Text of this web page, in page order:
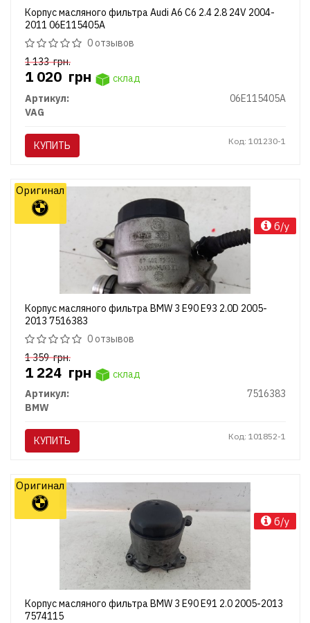
Корпус масляного фильтра Audi A6 C6 2.4 2.8 24V 2004-
2011 06E115405A
0 отзывов
1 133грн.
1 020 грн
склад
Артикул:
06E115405A
VAG
КУПИТЬ Код: 101230-1
Корпус масляного фильтра BMW 3 E90 E93 2.0D 2005-
2013 7516383
0 отзывов
1 359грн.
1 224 грн
склад
Артикул:
7516383
BMW
КУПИТЬ Код: 101852-1
Оригинал
б/у
Корпус масляного фильтра BMW 3 E90 E91 2.0 2005-2013
7574115
Оригинал
б/у